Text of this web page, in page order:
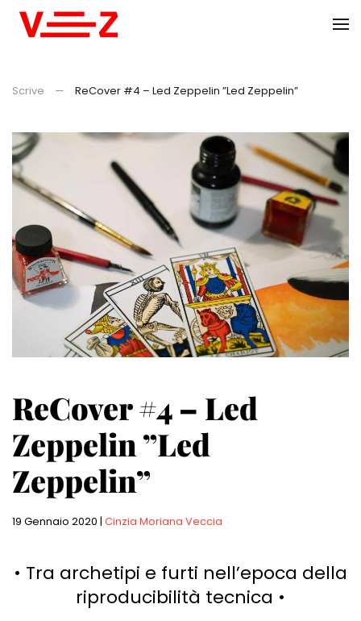
Scrive ReCover #4 – Led Zeppelin ”Led Zeppelin”
ReCover #4 – Led
Zeppelin ”Led
Zeppelin”
19 Gennaio 2020 | Cinzia Moriana Veccia
• Tra archetipi e furti nell’epoca della
riproducibilità tecnica •